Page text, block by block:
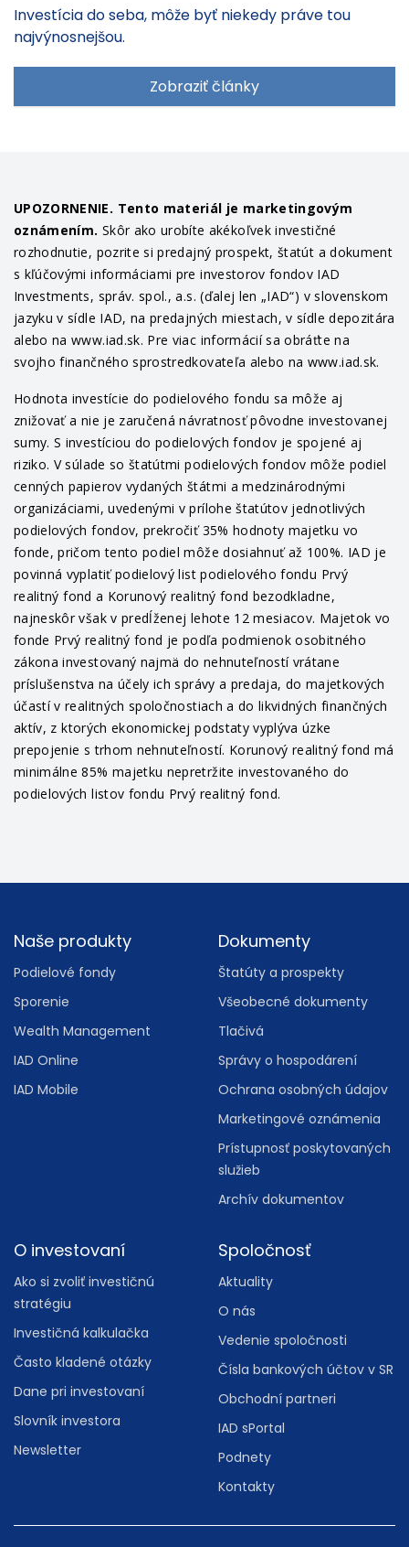
Investícia do seba, môže byť niekedy práve tou
najvýnosnejšou.
Zobraziť články
UPOZORNENIE. Tento materiál je marketingovým
oznámením. Skôr ako urobíte akékoľvek investičné
rozhodnutie, pozrite si predajný prospekt, štatút a dokument
s kľúčovými informáciami pre investorov fondov IAD
Investments, správ. spol., a.s. (ďalej len „IAD“) v slovenskom
jazyku v sídle IAD, na predajných miestach, v sídle depozitára
alebo na www.iad.sk. Pre viac informácií sa obráťte na
svojho finančného sprostredkovateľa alebo na www.iad.sk.
Hodnota investície do podielového fondu sa môže aj
znižovať a nie je zaručená návratnosť pôvodne investovanej
sumy. S investíciou do podielových fondov je spojené aj
riziko. V súlade so štatútmi podielových fondov môže podiel
cenných papierov vydaných štátmi a medzinárodnými
organizáciami, uvedenými v prílohe štatútov jednotlivých
podielových fondov, prekročiť 35% hodnoty majetku vo
fonde, pričom tento podiel môže dosiahnuť až 100%. IAD je
povinná vyplatiť podielový list podielového fondu Prvý
realitný fond a Korunový realitný fond bezodkladne,
najneskôr však v predĺženej lehote 12 mesiacov. Majetok vo
fonde Prvý realitný fond je podľa podmienok osobitného
zákona investovaný najmä do nehnuteľností vrátane
príslušenstva na účely ich správy a predaja, do majetkových
účastí v realitných spoločnostiach a do likvidných finančných
aktív, z ktorých ekonomickej podstaty vyplýva úzke
prepojenie s trhom nehnuteľností. Korunový realitný fond má
minimálne 85% majetku nepretržite investovaného do
podielových listov fondu Prvý realitný fond.
Footer
Naše produkty
Podielové fondy
Sporenie
Wealth Management
IAD Online
IAD Mobile
Dokumenty
Štatúty a prospekty
Všeobecné dokumenty
Tlačivá
Správy o hospodárení
Ochrana osobných údajov
Marketingové oznámenia
Prístupnosť poskytovaných
služieb
Archív dokumentov
O investovaní
Ako si zvoliť investičnú
stratégiu
Investičná kalkulačka
Často kladené otázky
Dane pri investovaní
Slovník investora
Newsletter
Spoločnosť
Aktuality
O nás
Vedenie spoločnosti
Čísla bankových účtov v SR
Obchodní partneri
IAD sPortal
Podnety
Kontakty